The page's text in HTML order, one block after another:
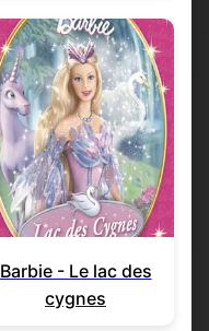
Barbie - Le lac des
cygnes